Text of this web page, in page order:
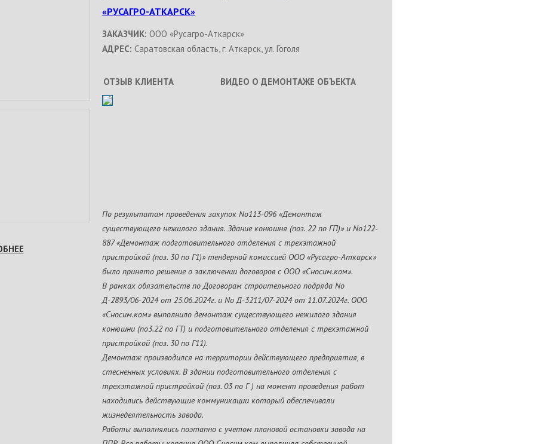
«РУСАГРО-АТКАРСК»
ЗАКАЗЧИК: ООО «Русагро-Аткарск»
АДРЕС: Саратовская область, г. Аткарск, ул. Гоголя
ОТЗЫВ КЛИЕНТА ВИДЕО О ДЕМОНТАЖЕ ОБЪЕКТА
По результатам проведения закупок No113-096 «Демонтаж
существующего нежилого здания. Здание конюшня (поз. 22 по ГП)» и No122-
887 «Демонтаж подготовительного отделения с трехэтажной
пристройкой (поз. 30 по Г1)» тендерной комиссией ООО «Русагро-Аткарск»
было принято решение о заключении договоров с ООО «Сносим.ком».
В рамках обязательств по Договорам строительного подряда No
Д-2893/06-2024 от 25.06.2024г. и No Д-3211/07-2024 от 11.07.2024г. ООО
«Сносим.ком» выполнило демонтаж существующего нежилого здания
конюшни (по3.22 по ГТ) и подготовительного отделения с трехэтажной
пристройкой (поз. 30 по Г11).
Демонтаж производился на территории действующего предприятия, в
стесненных условиях. В здании подготовительного отделения с
трехэтажной пристройкой (поз. 03 по Г ) на момент проведения работ
находились действующие коммуникации который обеспечивали
жизнедеятельность завода.
Работы выполнялись поэтапно с учетом плановой остановки завода на